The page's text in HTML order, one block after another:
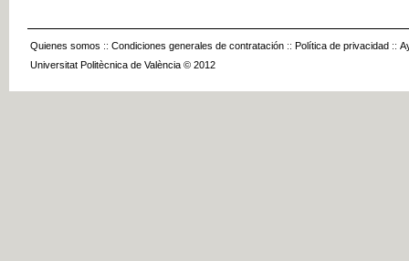
Quienes somos :: Condiciones generales de contratación :: Política de privacidad ::
Universitat Politècnica de València © 2012